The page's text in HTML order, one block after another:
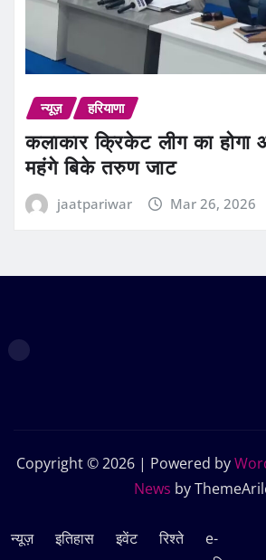
न्यूज़ हरियाणा
कलाकार क्रिकेट लीग का
महंगे बिके तरुण जाट
jaatpariwar Mar 26, 2026
Copyright © 2026 | Powered by
News by
न्यूज़ इतिहास इवेंट रिश्ते
e-